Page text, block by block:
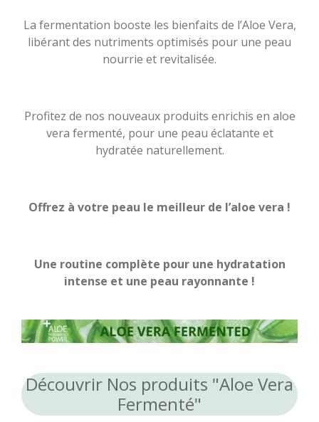
La fermentation booste les bienfaits de l’Aloe Vera,
libérant des nutriments optimisés pour une peau
nourrie et revitalisée.
Profitez de nos nouveaux produits enrichis en aloe
vera fermenté, pour une peau éclatante et
hydratée naturellement.
Offrez à votre peau le meilleur de l’aloe vera !
Une routine complète pour une hydratation
intense et une peau rayonnante !
Découvrir Nos produits "Aloe Vera
Fermenté"